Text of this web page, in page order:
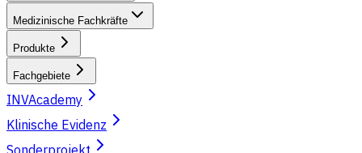
Medizinische Fachkräfte
Produkte
Fachgebiete
INVAcademy
Klinische Evidenz
Sonderprojekt